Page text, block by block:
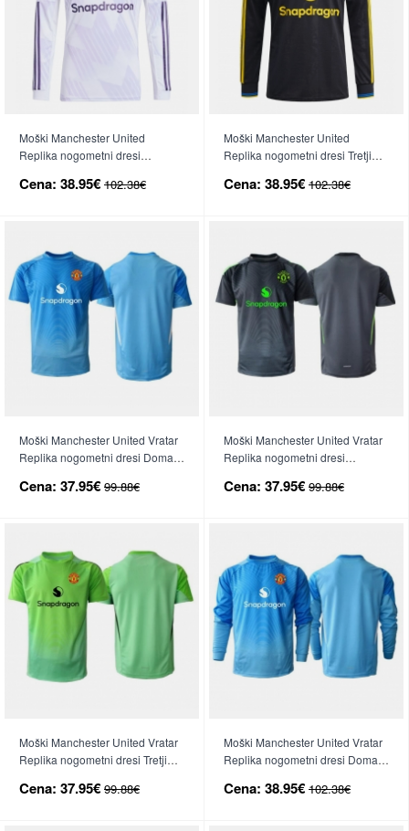
Moški Manchester United
Replika nogometni dresi
Cena: 38.95€ 102.38€
Moški Manchester United
Replika nogometni dresi Tretji
Cena: 38.95€ 102.38€
Moški Manchester United Vratar
Replika nogometni dresi Domači
Cena: 37.95€ 99.88€
Moški Manchester United Vratar
Replika nogometni dresi
Cena: 37.95€ 99.88€
Moški Manchester United Vratar
Replika nogometni dresi Tretji
Cena: 37.95€ 99.88€
Moški Manchester United Vratar
Replika nogometni dresi Domači
Cena: 38.95€ 102.38€